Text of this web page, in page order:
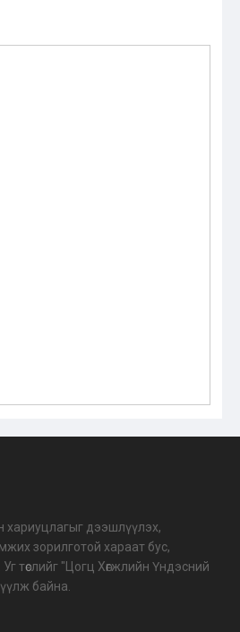
хариуцлагыг дээшлүүлэх,
зорилготой хараат бус,
төслийг "Цогц Хөгжлийн Үндэсний
байна.